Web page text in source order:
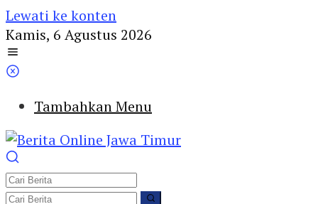
Lewati ke konten
Kamis, 6 Agustus 2026
Tambahkan Menu